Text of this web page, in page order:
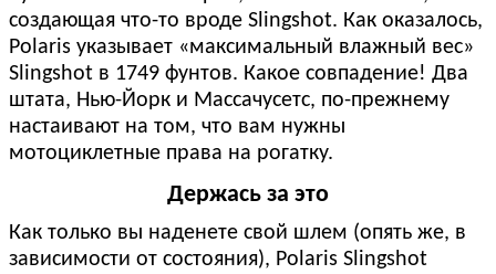
создающая что-то вроде Slingshot. Как оказалось,
Polaris указывает «максимальный влажный вес»
Slingshot в 1749 фунтов. Какое совпадение! Два
штата, Нью-Йорк и Массачусетс, по-прежнему
настаивают на том, что вам нужны
мотоциклетные права на рогатку.
Держась за это
Как только вы наденете свой шлем (опять же, в
зависимости от состояния), Polaris Slingshot